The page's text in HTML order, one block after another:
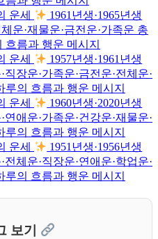
운세
1961년생·1965년생
운·재물운·금전운·가족운 총
흐름과 행운 메시지
운세
1957년생·1961년생
직장운·가족운·금전운·전체운·
루의 흐름과 행운 메시지
운세
1960년생·2020년생
연애운·가족운·건강운·재물운·
루의 흐름과 행운 메시지
운세
1951년생·1956년생
전체운·직장운·연애운·학업운·
루의 흐름과 행운 메시지
보기